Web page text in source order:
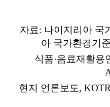
자료: 나이지리아 국
아 국가환경기
식품·음료재활용
현지 언론보도,